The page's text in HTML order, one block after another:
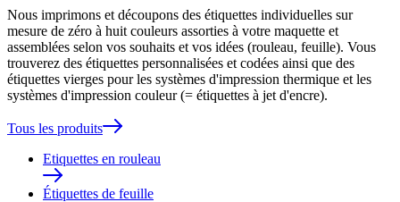
Nous imprimons et découpons des étiquettes individuelles sur
mesure de zéro à huit couleurs assorties à votre maquette et
assemblées selon vos souhaits et vos idées (rouleau, feuille). Vous
trouverez des étiquettes personnalisées et codées ainsi que des
étiquettes vierges pour les systèmes d'impression thermique et les
systèmes d'impression couleur (= étiquettes à jet d'encre).
Tous les produits
Etiquettes en rouleau
Étiquettes de feuille